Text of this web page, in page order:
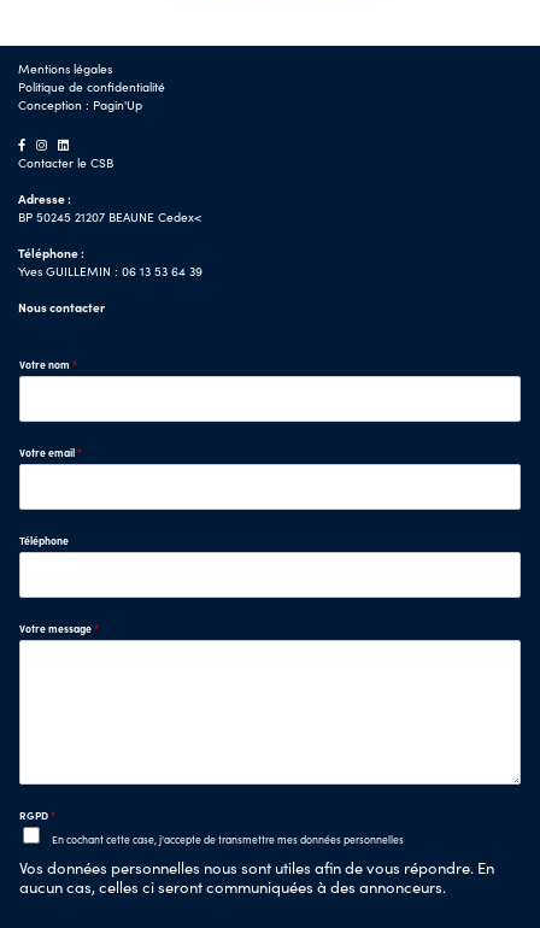
Mentions légales
Politique de confidentialité
Conception : Pagin'Up
Contacter le CSB
Adresse :
BP 50245 21207 BEAUNE Cedex<
Téléphone :
Yves GUILLEMIN : 06 13 53 64 39
Nous contacter
Votre nom *
Votre email*
Téléphone
Votre message*
RGPD*
En cochant cette case, j'accepte de transmettre mes données personnelles
Vos données personnelles nous sont utiles afin de vous répondre. En
aucun cas, celles ci seront communiquées à des annonceurs.